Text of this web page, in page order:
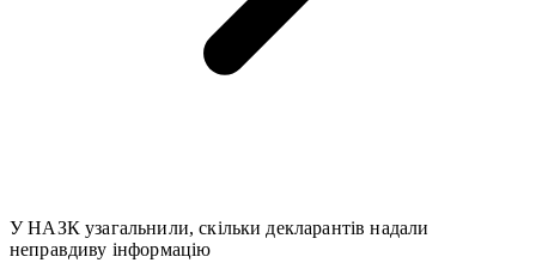
У НАЗК узагальнили, скільки декларантів надали
неправдиву інформацію